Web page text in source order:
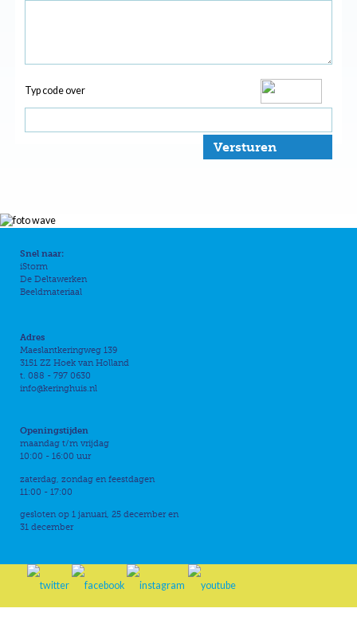
Typ code over
Versturen
Snel naar:
iStorm
De Deltawerken
Beeldmateriaal
Adres
Maeslantkeringweg 139
3151 ZZ Hoek van Holland
t. 088 - 797 0630
info@keringhuis.nl
Openingstijden
maandag t/m vrijdag
10:00 - 16:00 uur
zaterdag, zondag en feestdagen
11:00 - 17:00
gesloten op 1 januari, 25 december en
31 december